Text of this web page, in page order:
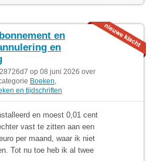
en
en
op 08 juni 2026 over
Boeken
en tijdschriften
en moest 0,01 cent
vast te zitten aan een
per maand, waar ik niet
Tot nu toe heb ik al twee